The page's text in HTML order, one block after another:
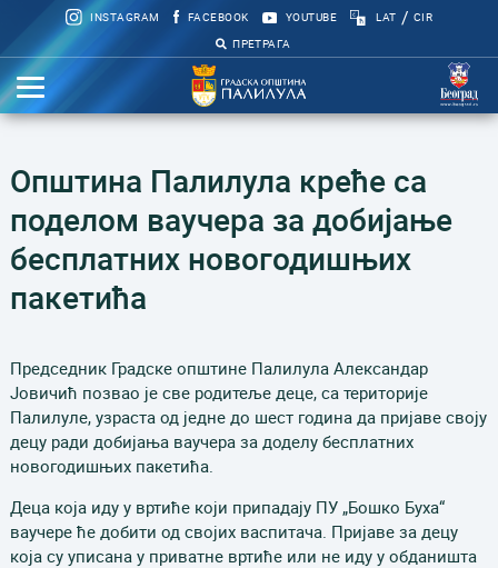
INSTAGRAM FACEBOOK YOUTUBE LAT / CIR
ПРЕТРАГА
Општина Палилула креће са
поделом ваучера за добијање
бесплатних новогодишњих
пакетића
Председник Градске општине Палилула Александар
Јовичић позвао је све родитеље деце, са територије
Палилуле, узраста од једне до шест година да пријаве своју
децу ради добијања ваучера за доделу бесплатних
новогодишњих пакетића.
Деца која иду у вртиће који припадају ПУ „Бошко Буха“
ваучере ће добити од својих васпитача. Пријаве за децу
која су уписана у приватне вртиће или не иду у обданишта